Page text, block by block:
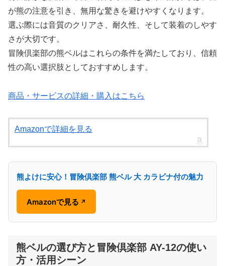
が熊の注意を引き、無用な驚きを避けやすくなります。
選ぶ際には音質のクリアさ、耐久性、そして装着のしやす
さが大切です。
冒険倶楽部の熊ベルはこれらの条件を満たしており、信頼
性の高い選択肢としておすすめします。
商品・サービスの詳細・購入はこちら
Amazonで詳細を見る
熊よけに安心！冒険倶楽部 熊ベル 大 カラビナ付の魅力
Amazonで見る ↗
熊ベルの選び方と冒険倶楽部 AY-12の使い
方・活用シーン